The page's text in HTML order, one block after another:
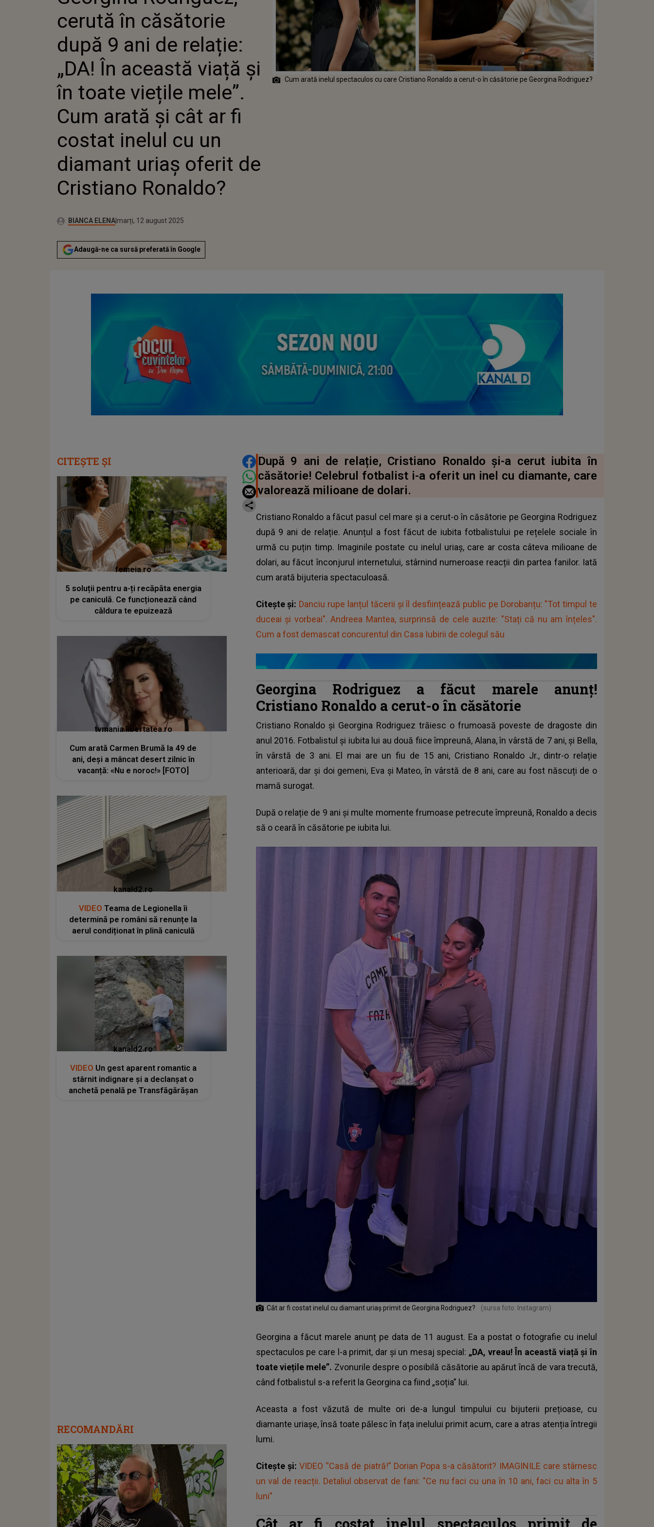
„DA! ÎN ACEASTĂ VIAȚĂ ȘI
ÎN TOATE VIEȚILE MELE”.
CUM ARATĂ ȘI CÂT AR FI
COSTAT INELUL CU UN
DIAMANT URIAȘ OFERIT
DE CRISTIANO RONALDO?
cerută în căsătorie
după 9 ani de relație:
„DA! În această viață și
în toate viețile mele”.
Cum arată și cât ar fi
costat inelul cu un
diamant uriaș oferit de
Cristiano Ronaldo?
Autor:BIANCA ELENAPublicat:
marți, 12 august 2025
Actualizat:
marți, 12 august 2025
Adaugă-ne ca sursă preferată în Google
Cum arată inelul spectaculos cu care Cristiano Ronaldo a cerut-o în căsătorie pe Georgina Rodriguez?
DISTRIBUIE ARTICOLUL
După 9 ani de relație, Cristiano Ronaldo și-a cerut iubita în
căsătorie! Celebrul fotbalist i-a oferit un inel cu diamante, care
valorează milioane de dolari.
Cristiano Ronaldo a făcut pasul cel mare și a cerut-o în căsătorie pe Georgina Rodriguez
după 9 ani de relație. Anunțul a fost făcut de iubita fotbalistului pe rețelele sociale în
urmă cu puțin timp. Imaginile postate cu inelul uriaș, care ar costa câteva milioane de
dolari, au făcut înconjurul internetului, stârnind numeroase reacții din partea fanilor. Iată
cum arată bijuteria spectaculoasă.
Citește și: Danciu rupe lanțul tăcerii și îl desființează public pe Dorobanțu: "Tot timpul te
duceai și vorbeai". Andreea Mantea, surprinsă de cele auzite: "Stați că nu am înțeles".
Cum a fost demascat concurentul din Casa Iubirii de colegul său
Georgina Rodriguez a făcut marele anunț!
Cristiano Ronaldo a cerut-o în căsătorie
Cristiano Ronaldoși Georgina Rodriguez trăiesc o frumoasă poveste de dragoste din
anul 2016. Fotbalistul și iubita lui au două fiice împreună, Alana, în vârstă de 7 ani, și Bella,
în vârstă de 3 ani. El mai are un fiu de 15 ani, Cristiano Ronaldo Jr., dintr-o relație
anterioară, dar și doi gemeni, Eva și Mateo, în vârstă de 8 ani, care au fost născuți de o
mamă surogat.
După o relație de 9 ani și multe momente frumoase petrecute împreună, Ronaldo a decis
să o ceară în căsătorie pe iubita lui.
Cât ar fi costat inelul cu diamant uriaș primit de Georgina Rodriguez? (sursa foto: Instagram)
Georgina a făcut marele anunț pe data de 11 august. Ea a postat o fotografie cu inelul
spectaculos pe care l-a primit, dar și un mesaj special: „DA, vreau! În această viață și în
toate viețile mele”. Zvonurile despre o posibilă căsătorie au apărut încă de vara trecută,
când fotbalistul s-a referit la Georgina ca fiind „soția” lui.
Aceasta a fost văzută de multe ori de-a lungul timpului cu bijuterii prețioase, cu
diamante uriașe, însă toate pălesc în fața inelului primit acum, care a atras atenția întregii
lumi.
Citește și:VIDEO “Casă de piatră!” Dorian Popa s-a căsătorit? IMAGINILE care stârnesc
un val de reacții. Detaliul observat de fani: "Ce nu faci cu una în 10 ani, faci cu alta în 5
luni"
CITEȘTE ȘI
femeia.ro
5 soluții pentru a-ți recăpăta energia
pe caniculă. Ce funcționează când
căldura te epuizează
tvmania.libertatea.ro
Cum arată Carmen Brumă la 49 de
ani, deși a mâncat desert zilnic în
vacanță: «Nu e noroc!» [FOTO]
kanald2.ro
VIDEO Teama de Legionella îi
determină pe români să renunțe la
aerul condiționat în plină caniculă
kanald2.ro
VIDEO Un gest aparent romantic a
stârnit indignare și a declanșat o
anchetă penală pe Transfăgărășan
RECOMANDĂRI